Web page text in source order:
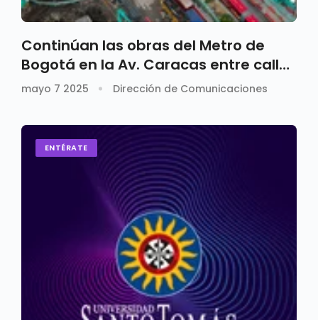
Continúan las obras del Metro de
Bogotá en la Av. Caracas entre calles
72 y 74
mayo 7 2025 Dirección de Comunicaciones
ENTÉRATE